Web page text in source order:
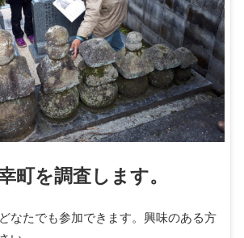
町を調査します。
なたでも参加できます。興味のある方